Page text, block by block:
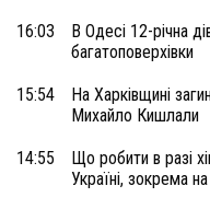
16:03
В Одесі 12-річна
багатоповерхівки
15:54
На Харківщині
Михайло Кишлали
14:55
Що робити в разі
Україні, зокрема